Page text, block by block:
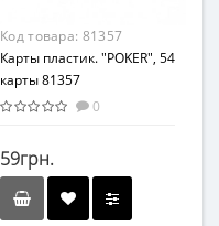
Код товара: 81357
Карты пластик. "POKER", 54
карты 81357
0
59грн.